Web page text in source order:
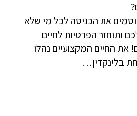
את הכניסה לכל מי שלא
ותוחזר הפרטיות לחיים
את החיים המקצועיים נהלו
בלינקדין…